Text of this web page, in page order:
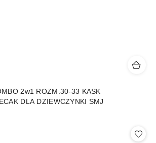
2w1 ROZM.30-33 KASK
DLA DZIEWCZYNKI SMJ